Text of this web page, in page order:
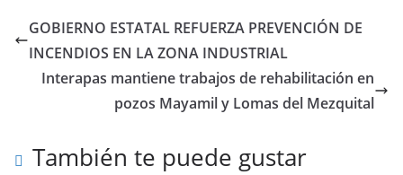
GOBIERNO ESTATAL REFUERZA PREVENCIÓN DE
INCENDIOS EN LA ZONA INDUSTRIAL
Interapas mantiene trabajos de rehabilitación en
pozos Mayamil y Lomas del Mezquital
También te puede gustar